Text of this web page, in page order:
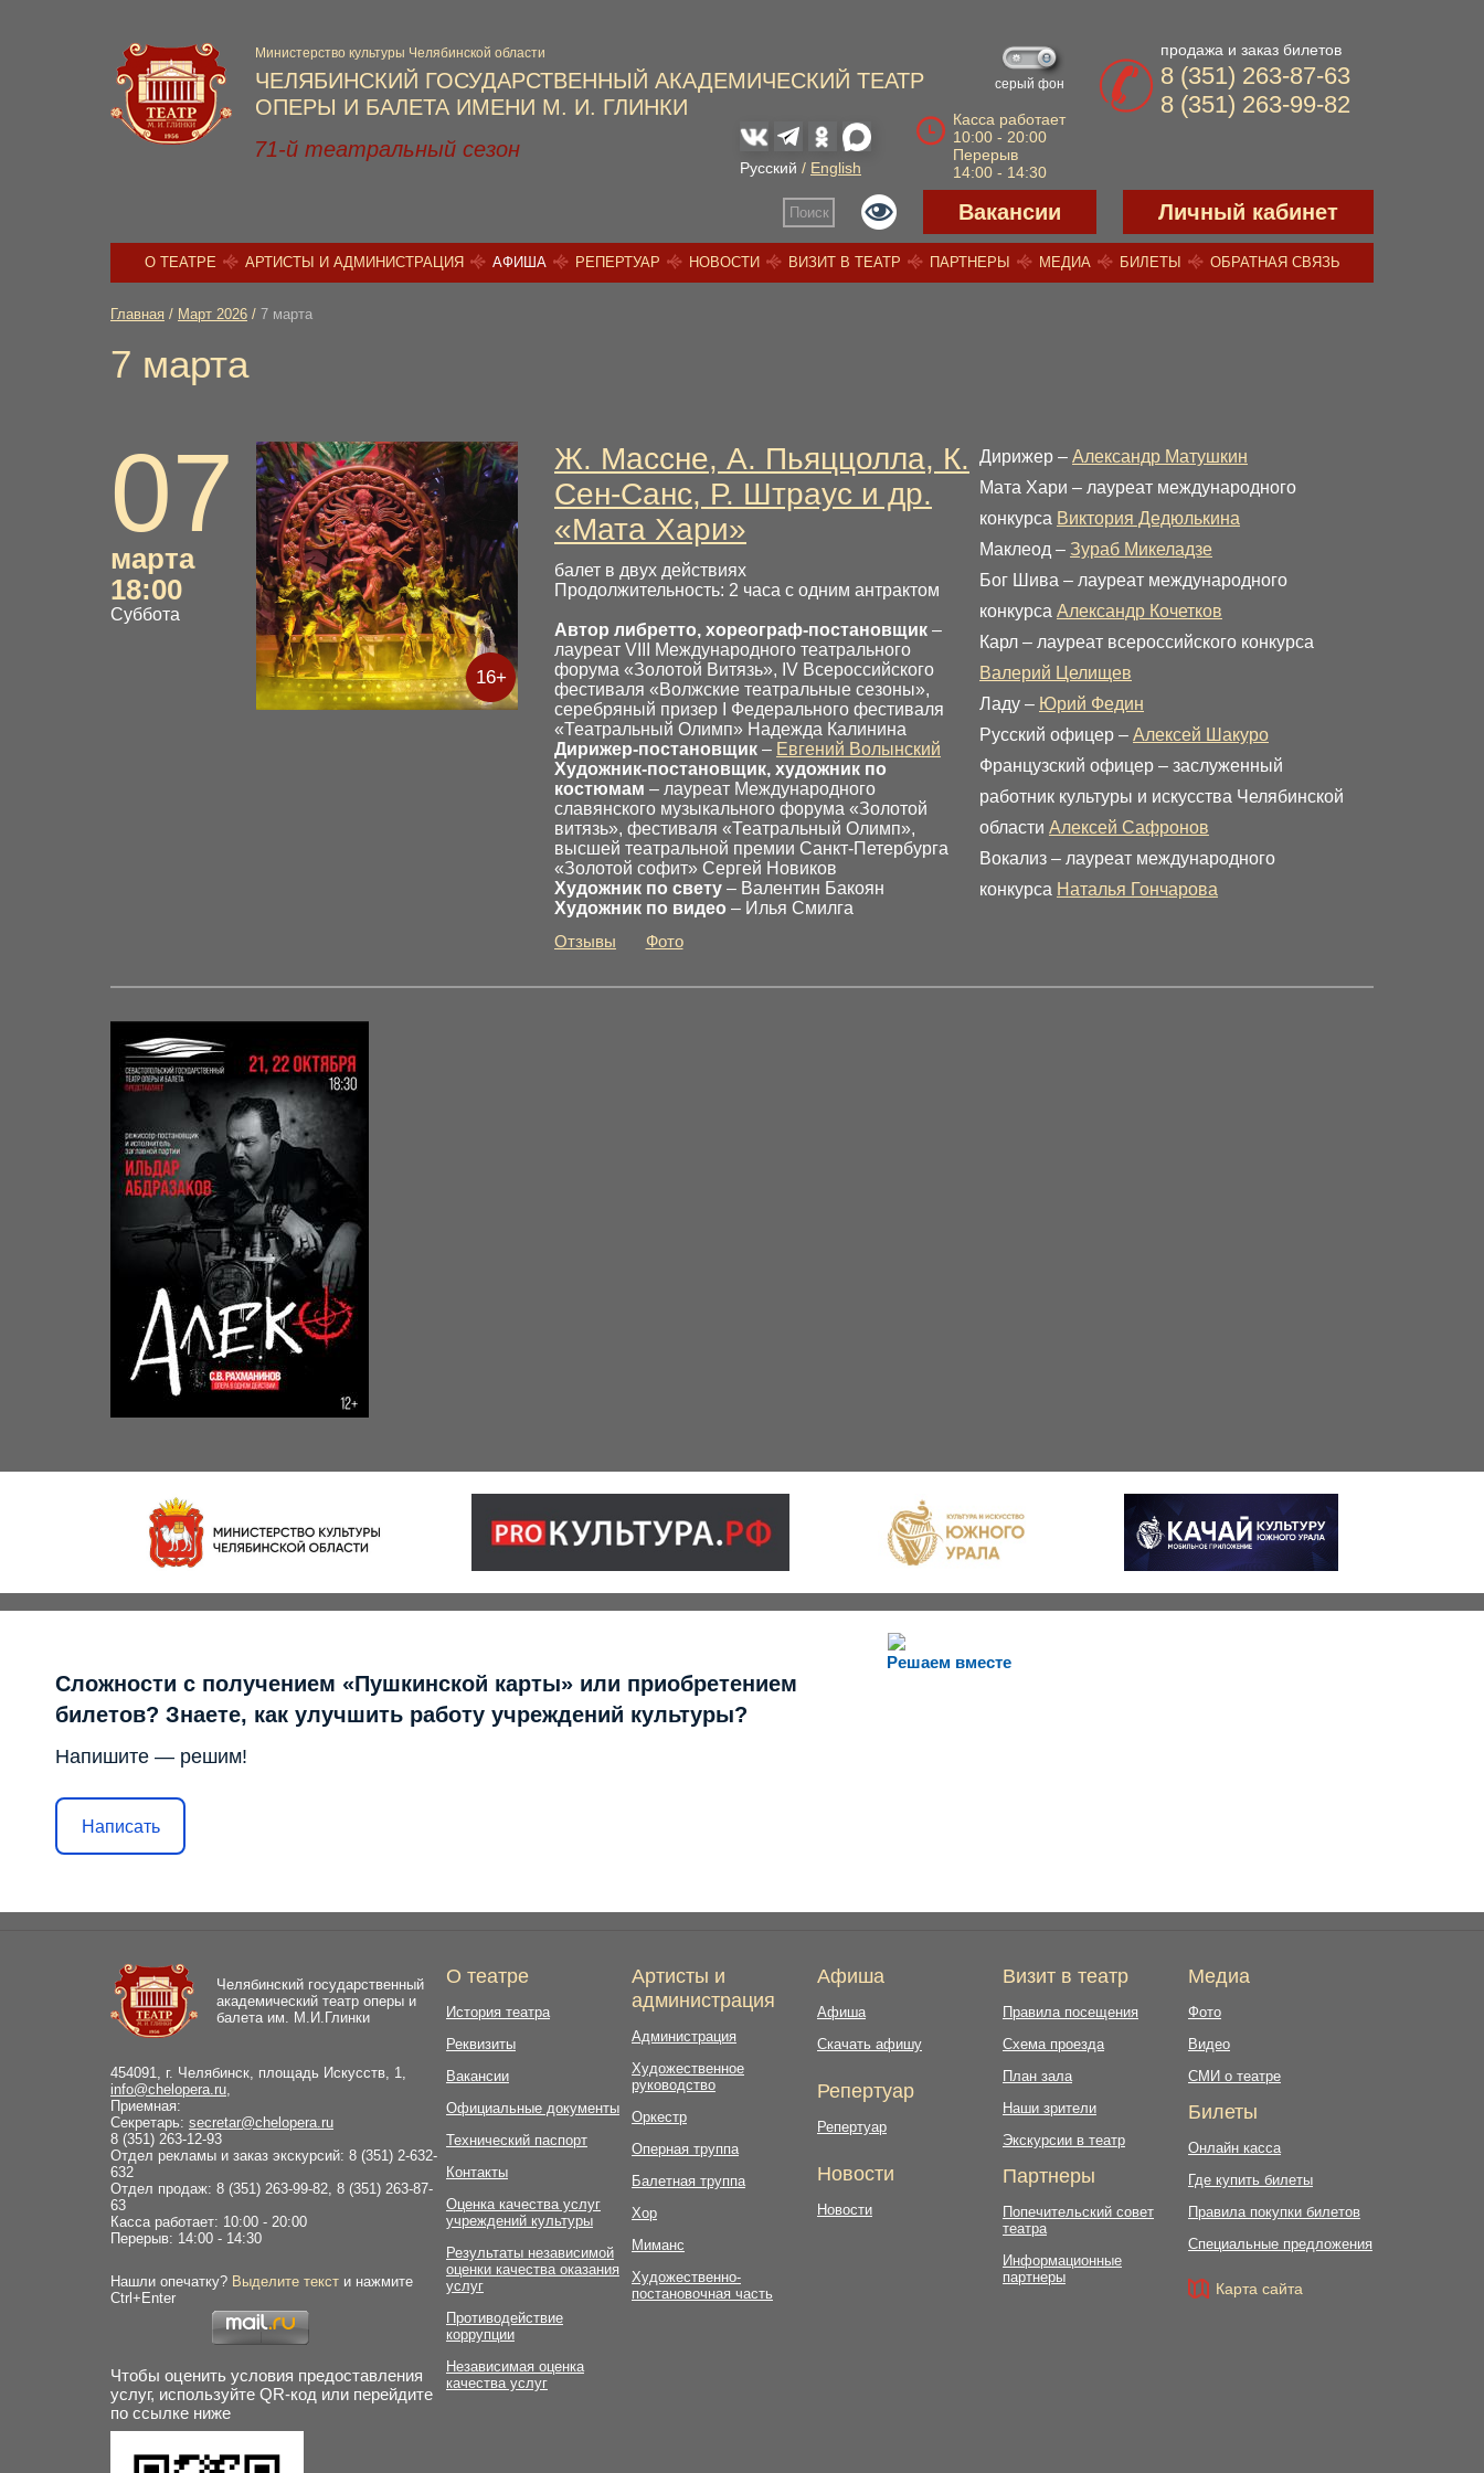
ЧЕЛЯБИНСКИЙ ГОСУДАРСТВЕННЫЙ АКАДЕМИЧЕСКИЙ ТЕАТР
ОПЕРЫ И БАЛЕТА ИМЕНИ М. И. ГЛИНКИ
Министерство культуры Челябинской области
серый фон
Касса работает
10:00 - 20:00
Перерыв
14:00 - 14:30
Русский / English
продажа и заказ билетов
8 (351) 263-87-63
8 (351) 263-99-82
71-й театральный сезон
Поиск Вакансии Личный кабинет
О ТЕАТРЕ АРТИСТЫ И АДМИНИСТРАЦИЯ АФИША РЕПЕРТУАР НОВОСТИ ВИЗИТ В ТЕАТР ПАРТНЕРЫ МЕДИА БИЛЕТЫ ОБРАТНАЯ СВЯЗЬ
Главная / Март 2026 / 7 марта
7 марта
07
марта
18:00
Суббота
16+
Ж. Массне, А. Пьяццолла, К.
Сен-Санс, Р. Штраус и др.
«Мата Хари»
балет в двух действиях
Продолжительность: 2 часа с одним антрактом
Автор либретто, хореограф-постановщик –
лауреат VIII Международного театрального
форума «Золотой Витязь», IV Всероссийского
фестиваля «Волжские театральные сезоны»,
серебряный призер I Федерального фестиваля
«Театральный Олимп» Надежда Калинина
Дирижер-постановщик – Евгений Волынский
Художник-постановщик, художник по
костюмам – лауреат Международного
славянского музыкального форума «Золотой
витязь», фестиваля «Театральный Олимп»,
высшей театральной премии Санкт-Петербурга
«Золотой софит» Сергей Новиков
Художник по свету – Валентин Бакоян
Художник по видео – Илья Смилга
Отзывы
Фото
Дирижер – Александр Матушкин
Мата Хари – лауреат международного
конкурса Виктория Дедюлькина
Маклеод – Зураб Микеладзе
Бог Шива – лауреат международного
конкурса Александр Кочетков
Карл – лауреат всероссийского конкурса
Валерий Целищев
Ладу – Юрий Федин
Русский офицер – Алексей Шакуро
Французский офицер – заслуженный
работник культуры и искусства Челябинской
области Алексей Сафронов
Вокализ – лауреат международного
конкурса Наталья Гончарова
Решаем вместе
Сложности с получением «Пушкинской карты» или приобретением
билетов? Знаете, как улучшить работу учреждений культуры?
Напишите — решим!
Написать
Челябинский государственный
академический театр оперы и
балета им. М.И.Глинки
454091, г. Челябинск, площадь Искусств, 1,
info@chelopera.ru,
Приемная:
Секретарь: secretar@chelopera.ru
8 (351) 263-12-93
Отдел рекламы и заказ экскурсий: 8 (351) 2-632-
632
Отдел продаж: 8 (351) 263-99-82, 8 (351) 263-87-
63
Касса работает: 10:00 - 20:00
Перерыв: 14:00 - 14:30
Нашли опечатку? Выделите текст и нажмите
Ctrl+Enter
Чтобы оценить условия предоставления
услуг, используйте QR-код или перейдите
по ссылке ниже
О театре
История театра
Реквизиты
Вакансии
Официальные документы
Технический паспорт
Контакты
Оценка качества услуг
учреждений культуры
Результаты независимой
оценки качества оказания
услуг
Противодействие
коррупции
Независимая оценка
качества услуг
Артисты и
администрация
Администрация
Художественное
руководство
Оркестр
Оперная труппа
Балетная труппа
Хор
Миманс
Художественно-
постановочная часть
Афиша
Афиша
Скачать афишу
Репертуар
Репертуар
Новости
Новости
Визит в театр
Правила посещения
Схема проезда
План зала
Наши зрители
Экскурсии в театр
Партнеры
Попечительский совет
театра
Информационные
партнеры
Медиа
Фото
Видео
СМИ о театре
Билеты
Онлайн касса
Где купить билеты
Правила покупки билетов
Специальные предложения
Карта сайта